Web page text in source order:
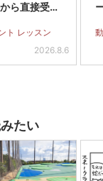
ら直接受け
ト レッスン
2026.8.6
たい